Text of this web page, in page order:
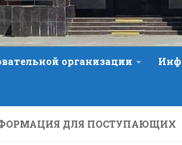
организации
ДЛЯ ПОСТУПАЮЩИХ